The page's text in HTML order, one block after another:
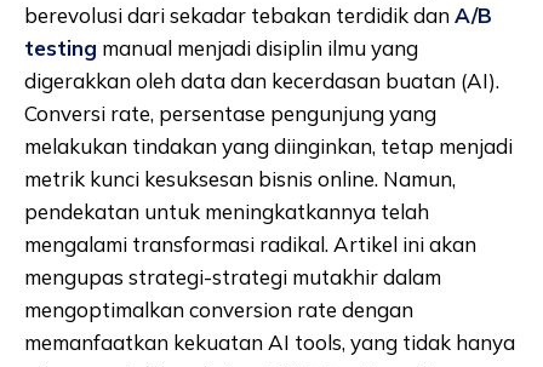
berevolusi dari sekadar tebakan terdidik danA/B
testing manual menjadi disiplin ilmu yang
digerakkan oleh data dan kecerdasan buatan (AI).
Conversi rate, persentase pengunjung yang
melakukan tindakan yang diinginkan, tetap menjadi
metrik kunci kesuksesan bisnis online. Namun,
pendekatan untuk meningkatkannya telah
mengalami transformasi radikal. Artikel ini akan
mengupas strategi-strategi mutakhir dalam
mengoptimalkan conversion rate dengan
memanfaatkan kekuatan AI tools, yang tidak hanya